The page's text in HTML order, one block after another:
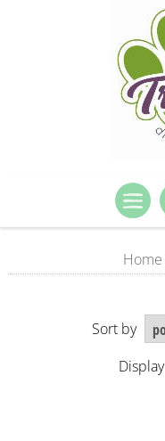
Home
Sort by
Display